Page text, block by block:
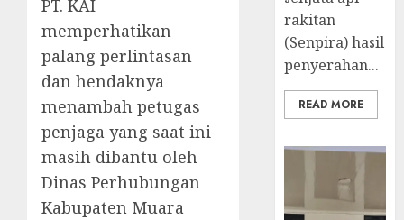
PT. KAI
memperhatikan
palang perlintasan
dan hendaknya
menambah petugas
penjaga yang saat ini
masih dibantu oleh
Dinas Perhubungan
Kabupaten Muara
rakitan
(Senpira) hasil
penyerahan...
READ MORE